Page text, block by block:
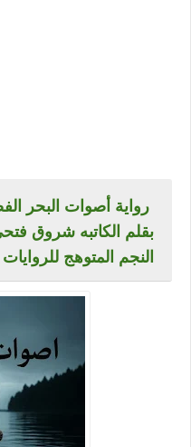
رواية أصوات البحر
بقلم الكاتبه شروق
النجم المتوهج